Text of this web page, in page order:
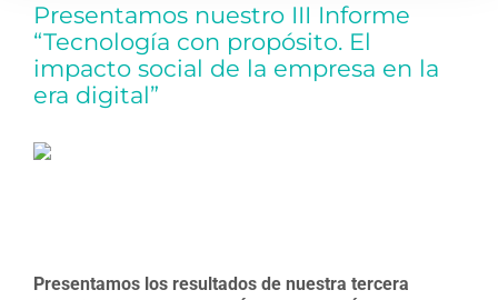
Presentamos nuestro III Informe
“Tecnología con propósito. El
impacto social de la empresa en la
era digital”
Presentamos los resultados de nuestra tercera